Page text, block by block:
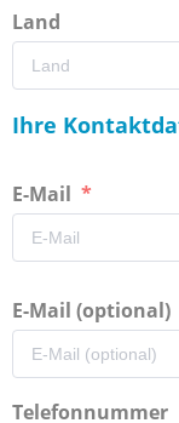
Land
Ihre
E-Mail
E-Mail (optional)
Telefonnummer